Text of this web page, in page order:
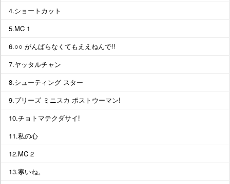
4.ショートカット
5.MC 1
6.○○ がんばらなくてもええねんで!!
7.ヤッタルチャン
8.シューティング スター
9.プリーズ ミニスカ ポストウーマン!
10.チョトマテクダサイ!
11.私の心
12.MC 2
13.寒いね。